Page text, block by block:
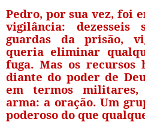
Pedro, por sua vez, foi
vigilância: dezesseis
guardas da prisão,
queria eliminar
fuga. Mas os recursos
diante do poder de
em termos militares,
arma: a oração. Um
poderoso do que